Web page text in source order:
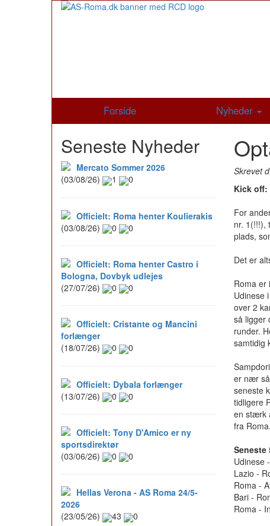
Forside Nyheder
Skrevet
Kick off:
For
nr. 1(!!!),
plads,
Det er
Roma er
Udinese
over 2
så ligger
runder.
samtidig
er nær
seneste
tidligere
en stærk
fra Roma.
Seneste
Udinese
Lazio -
Roma -
Bari -
Roma -
Seneste Nyheder
Mercato Sommer 2026
(03/08/26)
1 0
Officielt: Roma henter Koulierakis
(03/08/26)
0 0
Officielt: Roma henter Castro i
Bologna, Dovbyk udlejes
(27/07/26)
0 0
Officielt: Cristante og Mancini
forlænger
(18/07/26)
0 0
Officielt: Dybala forlænger
(13/07/26)
0 0
Officielt: Tony D'Amico er ny
sportsdirektør
(03/06/26)
0 0
Hellas Verona - AS Roma 24/5-
2026
(23/05/26)
43 0